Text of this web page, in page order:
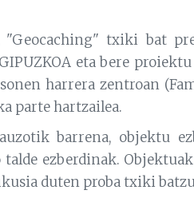
txiki bat
eta bere
harrera zentroan
parte hartzailea.
barrena, objektu
ezberdinak.
duten proba txiki